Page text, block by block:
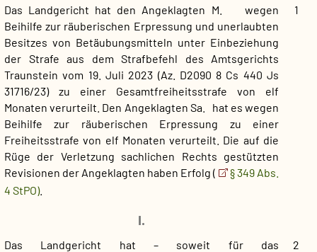
1
Das Landgericht hat den Angeklagten M. wegen
Beihilfe zur räuberischen Erpressung und unerlaubten
Besitzes von Betäubungsmitteln unter Einbeziehung
der Strafe aus dem Strafbefehl des Amtsgerichts
Traunstein vom 19. Juli 2023 (Az. D2090 8 Cs 440 Js
31716/23) zu einer Gesamtfreiheitsstrafe von elf
Monaten verurteilt. Den Angeklagten Sa. hat es wegen
Beihilfe zur räuberischen Erpressung zu einer
Freiheitsstrafe von elf Monaten verurteilt. Die auf die
Rüge der Verletzung sachlichen Rechts gestützten
Revisionen der Angeklagten haben Erfolg (
§ 349 Abs.
4 StPO).
I.
2
Das Landgericht hat – soweit für das